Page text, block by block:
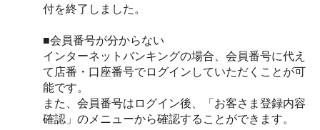
付を終了しました。
■会員番号が分からない
インターネットバンキングの場合、会員番号に代え
て店番・口座番号でログインしていただくことが可
能です。
また、会員番号はログイン後、「お客さま登録内容
確認」のメニューから確認することができます。